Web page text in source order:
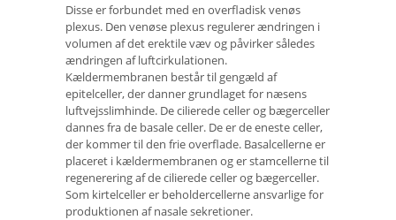
Disse er forbundet med en overfladisk venøs
plexus. Den venøse plexus regulerer ændringen i
volumen af ​​det erektile væv og påvirker således
ændringen af ​​luftcirkulationen.
Kældermembranen består til gengæld af
epitelceller, der danner grundlaget for næsens
luftvejsslimhinde. De cilierede celler og bægerceller
dannes fra de basale celler. De er de eneste celler,
der kommer til den frie overflade. Basalcellerne er
placeret i kældermembranen og er stamcellerne til
regenerering af de cilierede celler og bægerceller.
Som kirtelceller er beholdercellerne ansvarlige for
produktionen af ​​nasale sekretioner.